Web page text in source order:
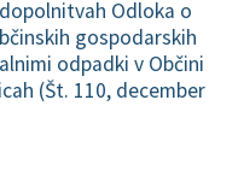
Odloka o
gospodarskih
odpadki v Občini
(Št. 110, december